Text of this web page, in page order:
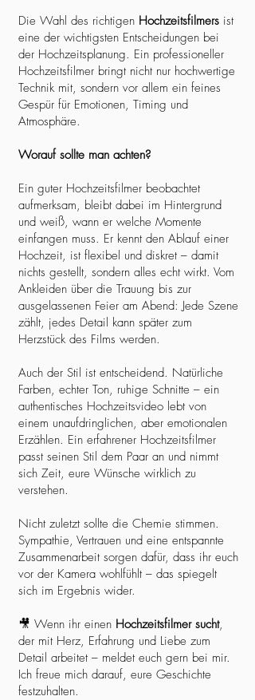
Die Wahl des richtigen Hochzeitsfilmers ist
eine der wichtigsten Entscheidungen bei
der Hochzeitsplanung. Ein professioneller
Hochzeitsfilmer bringt nicht nur hochwertige
Technik mit, sondern vor allem ein feines
Gespür für Emotionen, Timing und
Atmosphäre.
Worauf sollte man achten?
Ein guter Hochzeitsfilmer beobachtet
aufmerksam, bleibt dabei im Hintergrund
und weiß, wann er welche Momente
einfangen muss. Er kennt den Ablauf einer
Hochzeit, ist flexibel und diskret – damit
nichts gestellt, sondern alles echt wirkt. Vom
Ankleiden über die Trauung bis zur
ausgelassenen Feier am Abend: Jede Szene
zählt, jedes Detail kann später zum
Herzstück des Films werden.
Auch der Stil ist entscheidend. Natürliche
Farben, echter Ton, ruhige Schnitte – ein
authentisches Hochzeitsvideo lebt von
einem unaufdringlichen, aber emotionalen
Erzählen. Ein erfahrener Hochzeitsfilmer
passt seinen Stil dem Paar an und nimmt
sich Zeit, eure Wünsche wirklich zu
verstehen.
Nicht zuletzt sollte die Chemie stimmen.
Sympathie, Vertrauen und eine entspannte
Zusammenarbeit sorgen dafür, dass ihr euch
vor der Kamera wohlfühlt – das spiegelt
sich im Ergebnis wider.
🎥 Wenn ihr einen Hochzeitsfilmer sucht,
der mit Herz, Erfahrung und Liebe zum
Detail arbeitet – meldet euch gern bei mir.
Ich freue mich darauf, eure Geschichte
festzuhalten.